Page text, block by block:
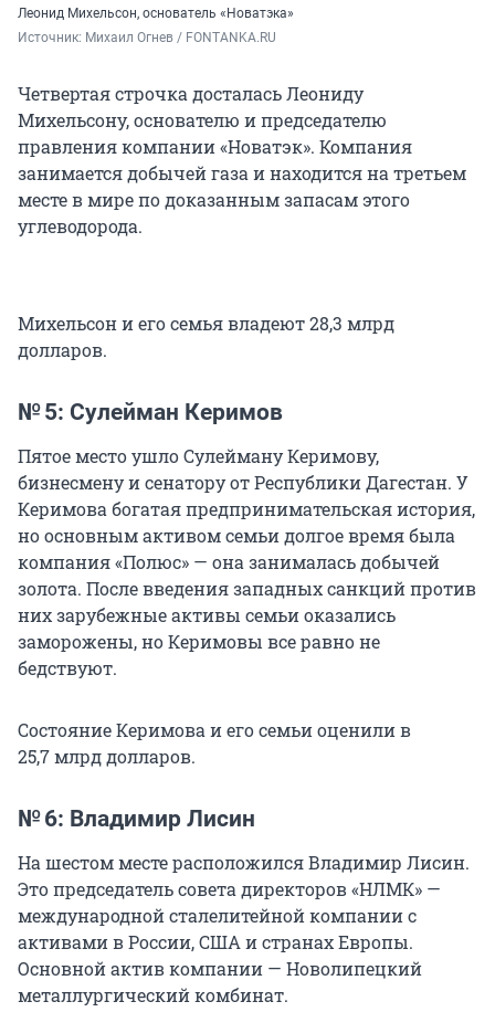
Леонид Михельсон, основатель «Новатэка»
Источник: Михаил Огнев / FONTANKA.RU
Четвертая строчка досталась Леониду
Михельсону, основателю и председателю
правления компании «Новатэк». Компания
занимается добычей газа и находится на третьем
месте в мире по доказанным запасам этого
углеводорода.
Михельсон и его семья владеют 28,3 млрд
долларов.
№ 5: Сулейман Керимов
Пятое место ушло Сулейману Керимову,
бизнесмену и сенатору от Республики Дагестан. У
Керимова богатая предпринимательская история,
но основным активом семьи долгое время была
компания «Полюс» — она занималась добычей
золота. После введения западных санкций против
них зарубежные активы семьи оказались
заморожены, но Керимовы все равно не
бедствуют.
Состояние Керимова и его семьи оценили в
25,7 млрд долларов.
№ 6: Владимир Лисин
На шестом месте расположился Владимир Лисин.
Это председатель совета директоров «НЛМК» —
международной сталелитейной компании с
активами в России, США и странах Европы.
Основной актив компании — Новолипецкий
металлургический комбинат.